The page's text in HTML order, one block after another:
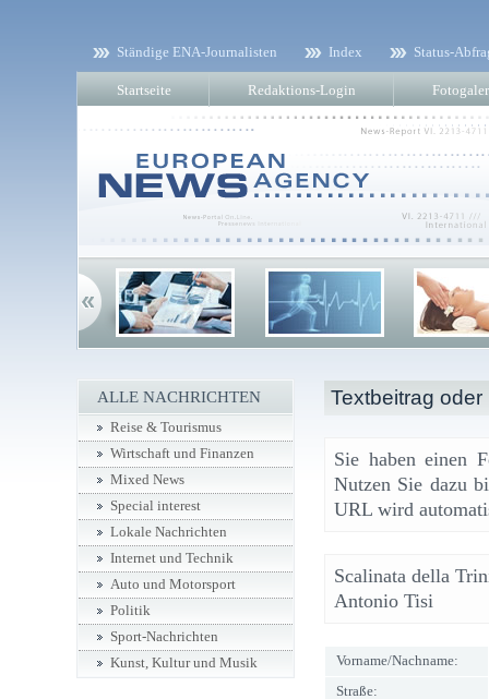
Ständige ENA-Journalisten Index Status-
Startseite Redaktions-Login
Textbeitrag
Sie haben einen
Nutzen Sie dazu
URL wird
Scalinata della
Antonio Tisi
Vorname/Nachname:
Straße:
ALLE NACHRICHTEN
Reise & Tourismus
Wirtschaft und Finanzen
Mixed News
Special interest
Lokale Nachrichten
Internet und Technik
Auto und Motorsport
Politik
Sport-Nachrichten
Kunst, Kultur und Musik